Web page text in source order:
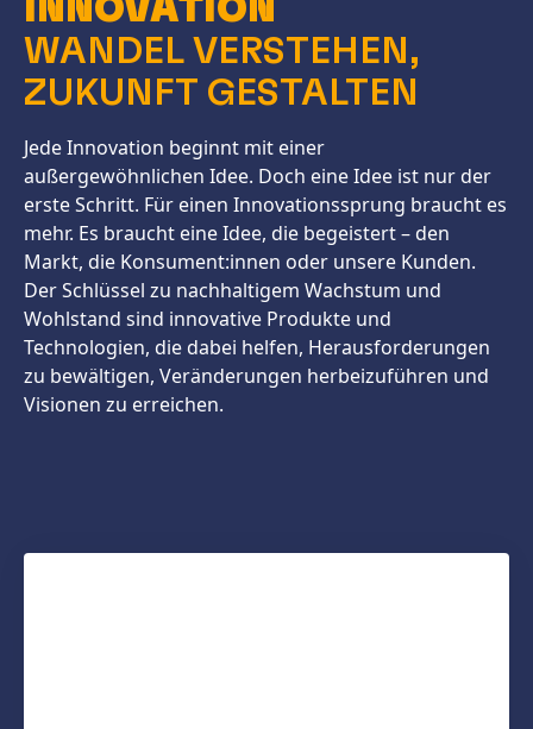
INNOVATION
WANDEL VERSTEHEN,
ZUKUNFT GESTALTEN
Jede Innovation beginnt mit einer
außergewöhnlichen Idee. Doch eine Idee ist nur der
erste Schritt. Für einen Innovationssprung braucht es
mehr. Es braucht eine Idee, die begeistert – den
Markt, die Konsument:innen oder unsere Kunden.
Der Schlüssel zu nachhaltigem Wachstum und
Wohlstand sind innovative Produkte und
Technologien, die dabei helfen, Herausforderungen
zu bewältigen, Veränderungen herbeizuführen und
Visionen zu erreichen.